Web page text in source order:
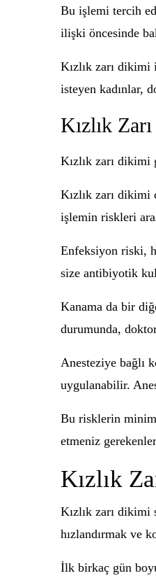
Bu işlemi tercih
ilişki öncesinde
Kızlık zarı dikimi
isteyen kadınlar,
Kızlık
Kızlık zarı
Kızlık zarı
işlemin riskleri
Enfeksiyon riski,
size antibiyotik
Kanama da bir
durumunda,
Anesteziye bağlı
uygulanabilir.
Bu risklerin
etmeniz
Kızlık
Kızlık zarı
hızlandırmak ve
İlk birkaç gün